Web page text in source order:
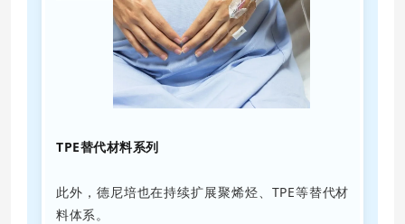
TPE替代材料系列
此外，德尼培也在持续扩展聚烯烃、TPE等替代材
料体系。